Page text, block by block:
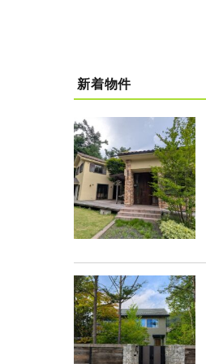
新着物件